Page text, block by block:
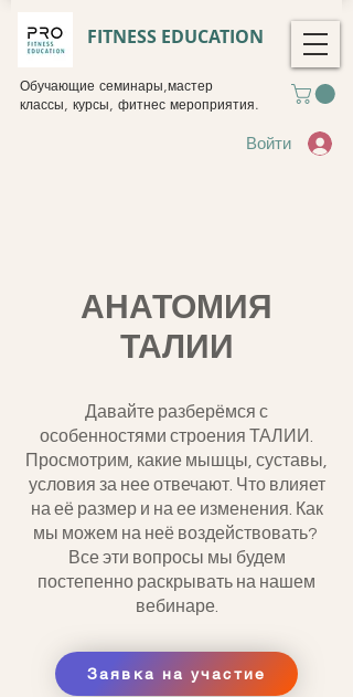
FITNESS EDUCATION
Обучающие семинары,мастер
классы, курсы, фитнес мероприятия.
Войти
АНАТОМИЯ
ТАЛИИ
Давайте разберёмся с
особенностями строения ТАЛИИ.
Просмотрим, какие мышцы, суставы,
условия за нее отвечают. Что влияет
на её размер и на ее изменения. Как
мы можем на неё воздействовать?
Все эти вопросы мы будем
постепенно раскрывать на нашем
вебинаре.
Заявка на участие